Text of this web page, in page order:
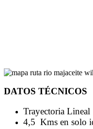
DATOS TÉCNICOS
Trayectoria Lineal
4,5 Kms en solo